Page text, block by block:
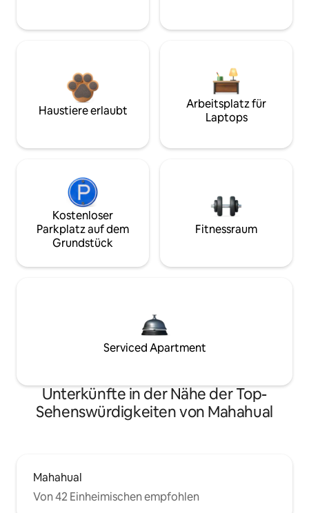
Haustiere erlaubt
Arbeitsplatz für
Laptops
Kostenloser
Parkplatz auf dem
Grundstück
Fitnessraum
Serviced Apartment
Unterkünfte in der Nähe der Top-
Sehenswürdigkeiten von Mahahual
Mahahual
Von 42 Einheimischen empfohlen